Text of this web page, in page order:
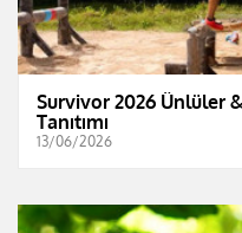
Survivor 2026 Ünlüler
Tanıtımı
13/06/2026